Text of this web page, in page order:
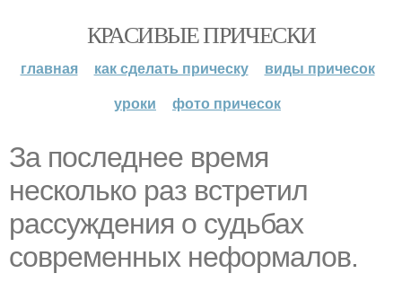
КРАСИВЫЕ ПРИЧЕСКИ
главная как сделать прическу
виды причесок
уроки
фото причесок
За последнее время
несколько раз встретил
рассуждения о судьбах
современных неформалов.